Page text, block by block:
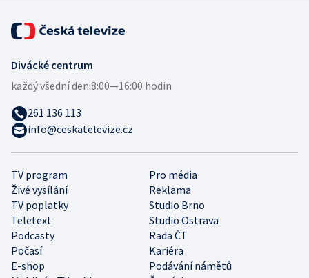
TV program
Pro média
Živé vysílání
Reklama
TV poplatky
Studio Brno
Teletext
Studio Ostrava
Podcasty
Rada ČT
Počasí
Kariéra
E-shop
Podávání námětů
Divácké centrum
každý všední den:8:00—16:00 hodin
261 136 113
info@ceskatelevize.cz